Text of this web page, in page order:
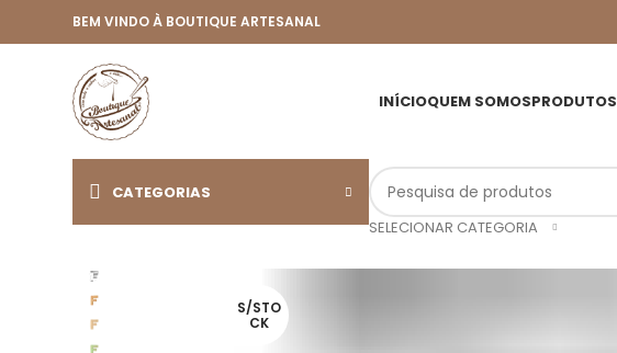
BEM VINDO À BOUTIQUE ARTESANAL
INÍCIOQUEM SOMOSPRODUTOS
CATEGORIAS
SELECIONAR CATEGORIA
S/STO
CK